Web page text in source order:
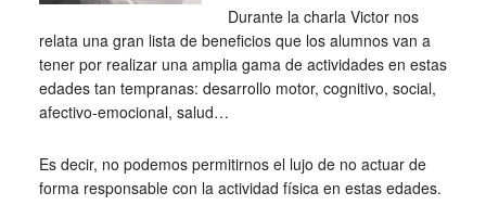
Durante la charla Victor nos
relata una gran lista de beneficios que los alumnos van a
tener por realizar una amplia gama de actividades en estas
edades tan tempranas: desarrollo motor, cognitivo, social,
afectivo-emocional, salud…
Es decir, no podemos permitirnos el lujo de no actuar de
forma responsable con la actividad física en estas edades.